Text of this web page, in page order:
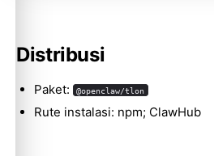
Distribusi
Paket: @openclaw/tlon
Rute instalasi: npm; ClawHub